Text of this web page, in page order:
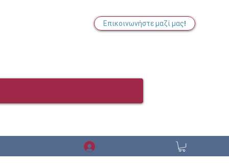
Επικοινωνήστε μαζί μας!